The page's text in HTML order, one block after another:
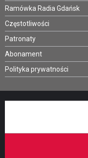
Ramówka Radia Gdańsk
Częstotliwości
Patronaty
Abonament
Polityka prywatności